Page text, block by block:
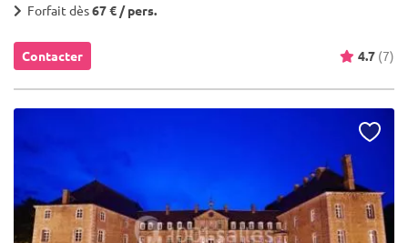
Forfait dès67 € / pers.
Contacter 4.7 (7)